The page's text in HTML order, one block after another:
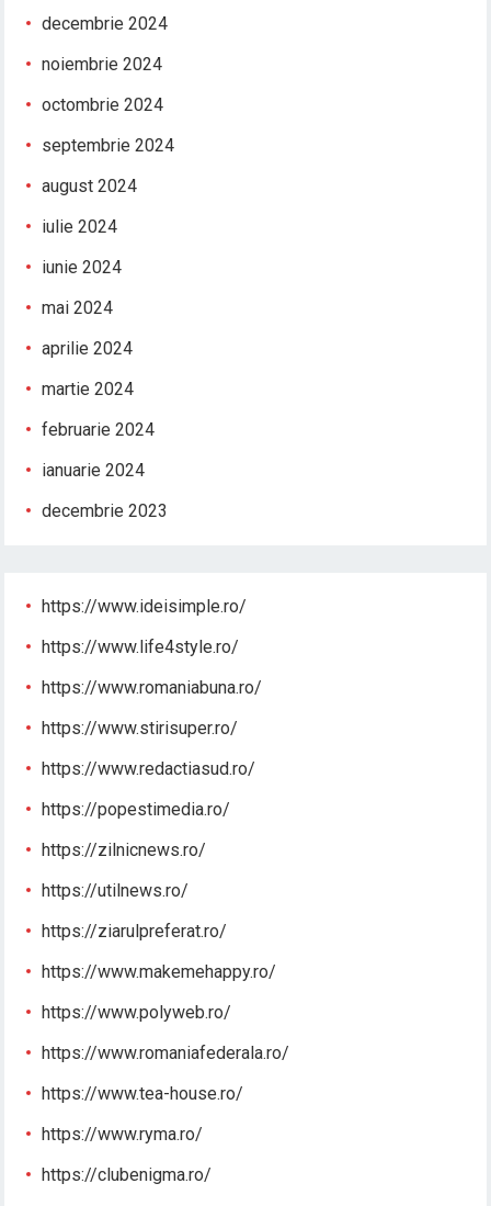
decembrie 2024
noiembrie 2024
octombrie 2024
septembrie 2024
august 2024
iulie 2024
iunie 2024
mai 2024
aprilie 2024
martie 2024
februarie 2024
ianuarie 2024
decembrie 2023
https://www.ideisimple.ro/
https://www.life4style.ro/
https://www.romaniabuna.ro/
https://www.stirisuper.ro/
https://www.redactiasud.ro/
https://popestimedia.ro/
https://zilnicnews.ro/
https://utilnews.ro/
https://ziarulpreferat.ro/
https://www.makemehappy.ro/
https://www.polyweb.ro/
https://www.romaniafederala.ro/
https://www.tea-house.ro/
https://www.ryma.ro/
https://clubenigma.ro/